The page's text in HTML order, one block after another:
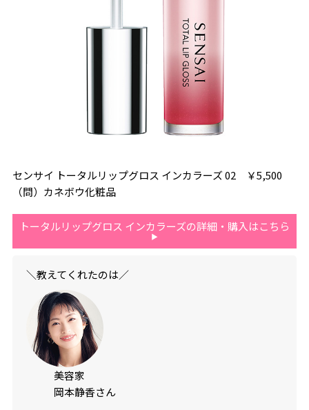
センサイ トータルリップグロス インカラーズ 02 ￥5,500
（問）カネボウ化粧品
トータルリップグロス インカラーズの詳細・購入はこちら
＼教えてくれたのは／
美容家
岡本静香さん